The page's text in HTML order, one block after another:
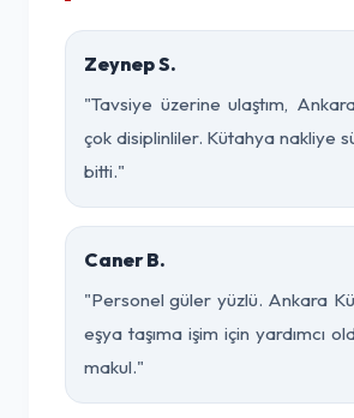
Zeynep S.
"Tavsiye üzerine ulaştım,
çok disiplinliler. Kütahya nakliye
bitti."
Caner B.
"Personel güler yüzlü. Ankara
eşya taşıma işim için yardımcı
makul."